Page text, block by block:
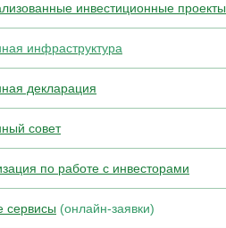
инвестиционные проекты
инфраструктура
декларация
совет
по работе с инвесторами
сервисы (онлайн-заявки)